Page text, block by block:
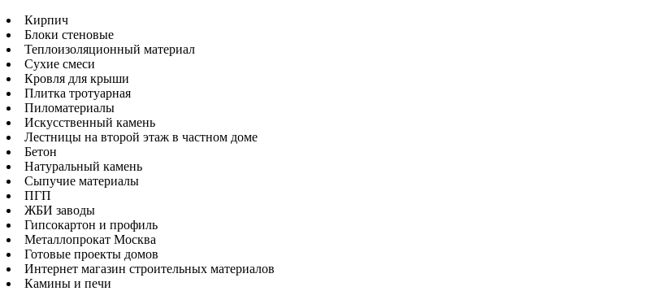
Кирпич
Блоки стеновые
Теплоизоляционный материал
Сухие смеси
Кровля для крыши
Плитка тротуарная
Пиломатериалы
Искусственный камень
Лестницы на второй этаж в частном доме
Бетон
Натуральный камень
Сыпучие материалы
ПГП
ЖБИ заводы
Гипсокартон и профиль
Металлопрокат Москва
Готовые проекты домов
Интернет магазин строительных материалов
Камины и печи